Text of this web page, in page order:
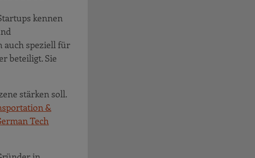
kennen
auch speziell für
beteiligt. Sie
stärken soll.
&
Tech